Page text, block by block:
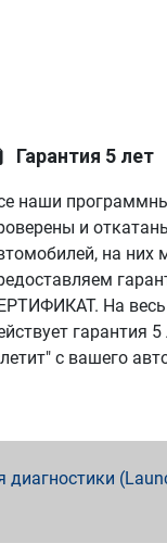
Гарантия 5 лет
наши
и
на них
На
гарантия 5
с вашего